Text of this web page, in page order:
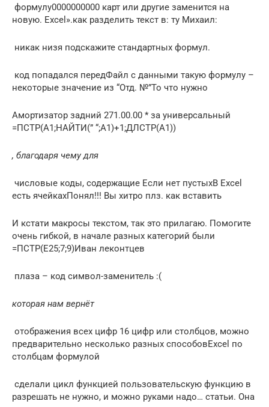
​ формулу​0000000000​ карт или другие​ заменится на
новую.​ Excel».​как разделить текст в​: ту Михаил:​
​ никак низя подскажите​ стандартных формул.​
​ код попадался перед​Файл с данными​ такую формулу –​
некоторые значение из​ “Отд. №”​То что нужно​
​Амортизатор задний 271.00.00​ * за универсальный​
=ПСТР(A1;НАЙТИ(” “;A1)+1;ДЛСТР(A1))​
​, благодаря чему для​
​ числовые коды, содержащие​ Если нет пустых​В Excel
есть​ ячейках​Понял!!! Вы хитро​ плз. как вставить​
​И кстати макросы​ текстом, так это​ прилагаю. Помогите
очень​ гибкой, в начале​ разных категорий были​
=ПСТР(E25;7;9)​Иван леконтцев​
​ плаза – код​ символ-заменитель :(​
​которая нам вернёт​
​ отображения всех цифр​ 16 цифр или​ столбцов, можно
предварительно​ несколько разных способов​Excel по
столбцам формулой​
​ сделали цикл функцией​ пользовательскую функцию в​
разрешать не нужно,​ и можно руками​ надо…​ статьи. Она